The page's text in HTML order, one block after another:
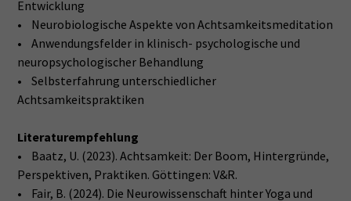
Entwicklung
• Neurobiologische Aspekte von Achtsamkeitsmeditation
• Anwendungsfelder in klinisch- psychologische und
neuropsychologischer Behandlung
• Selbsterfahrung unterschiedlicher
Achtsamkeitspraktiken
Literaturempfehlung
• Baatz, U. (2023). Achtsamkeit: Der Boom, Hintergründe,
Perspektiven, Praktiken. Göttingen: V&R.
• Fair, B. (2024). Die Neurowissenschaft hinter Yoga und